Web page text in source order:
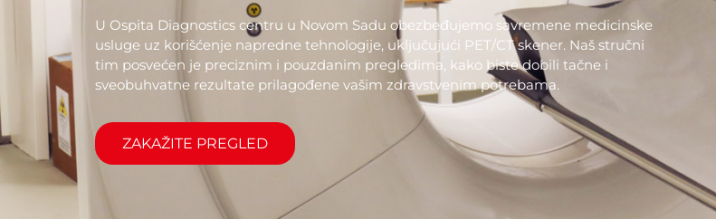
U Ospita Diagnostics centru u Novom Sadu obezbeđujemo savremene medicinske
usluge uz korišćenje napredne tehnologije, uključujući PET/CT skener. Naš stručni
tim posvećen je preciznim i pouzdanim pregledima, kako biste dobili tačne i
sveobuhvatne rezultate prilagođene vašim zdravstvenim potrebama.
ZAKAŽITE PREGLED